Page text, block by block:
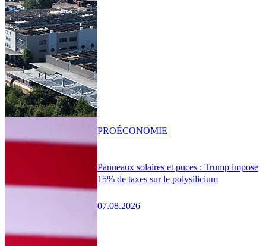
Panneaux solaires et puces : Trump impose
15% de taxes sur le polysilicium
07.08.2026
PROÉCONOMIE